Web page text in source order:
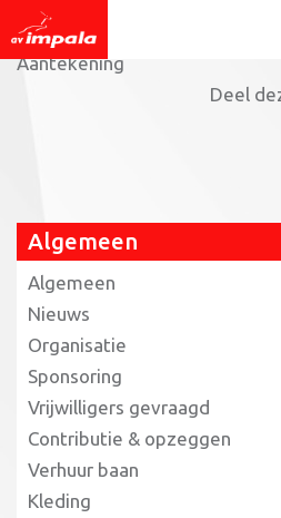
Home»FITRUN: daag jezelf
Aantekening
Deel
Algemeen
Algemeen
Nieuws
Organisatie
Sponsoring
Vrijwilligers gevraagd
Contributie & opzeggen
Verhuur baan
Kleding